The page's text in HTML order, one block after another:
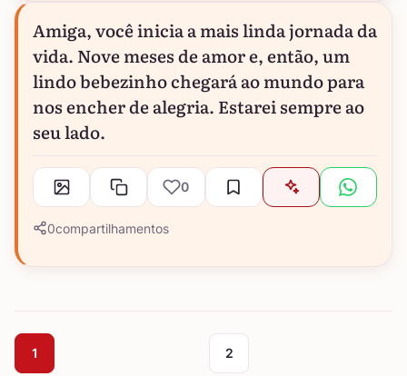
Amiga, você inicia a mais linda jornada da
vida. Nove meses de amor e, então, um
lindo bebezinho chegará ao mundo para
nos encher de alegria. Estarei sempre ao
seu lado.
0
0compartilhamentos
1 2